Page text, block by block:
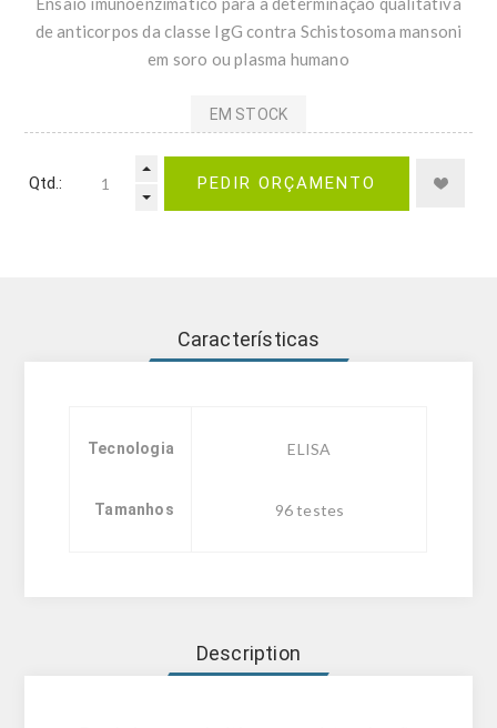
de anticorpos da classe IgG contra Schistosoma mansoni
em soro ou plasma humano
EM STOCK
Qtd.: PEDIR ORÇAMENTO
Características
Tecnologia ELISA
Tamanhos 96 testes
Description